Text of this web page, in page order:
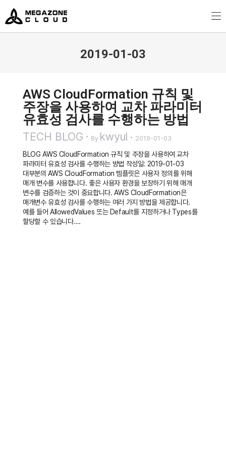
MegazoneCloud
디지털 전문 기업, 메가존클라우드
2019-01-03
AWS CloudFormation 규칙 및
주장을 사용하여 교차 파라미터
유효성 검사를 수행하는 방법
TECH BLOG By kwyul 2019-01-03
BLOG AWS CloudFormation 규칙 및 주장을 사용하여 교차
파라미터 유효성 검사를 수행하는 방법 작성일: 2019-01-03
대부분의 AWS CloudFormation 템플릿은 사용자 정의를 위해
매개 변수를 사용합니다. 좋은 사용자 환경을 보장하기 위해 매개
변수를 검증하는 것이 중요합니다. AWS CloudFormation은
매개변수 유효성 검사를 수행하는 여러 가지 방법을 제공합니다.
예를 들어 AllowedValues 또는 Default를 지정하거나 Types를
할당할 수 있습니다.…